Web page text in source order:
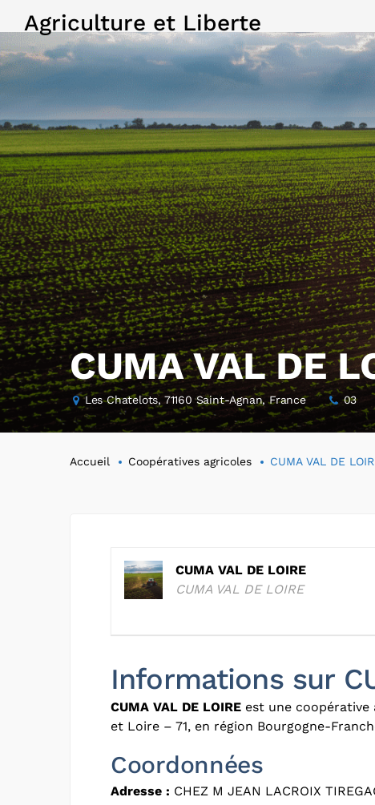
Agriculture et Liberte
CUMA VAL DE
Les Chatelots, 71160 Saint-Agnan, France 03
Accueil Coopératives agricoles CUMA VAL DE
CUMA VAL DE LOIRE
CUMA VAL DE LOIRE
Informations sur
CUMA VAL DE LOIRE est une coopérative
et Loire – 71, en région Bourgogne-
Coordonnées
Adresse : CHEZ M JEAN LACROIX